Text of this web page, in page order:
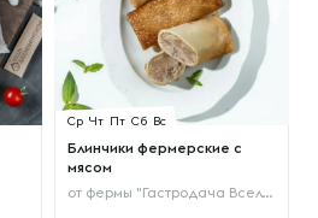
Ср Чт Пт Сб Вс
Блинчики фермерские с
мясом
от фермы "Гастродача Вселуг"